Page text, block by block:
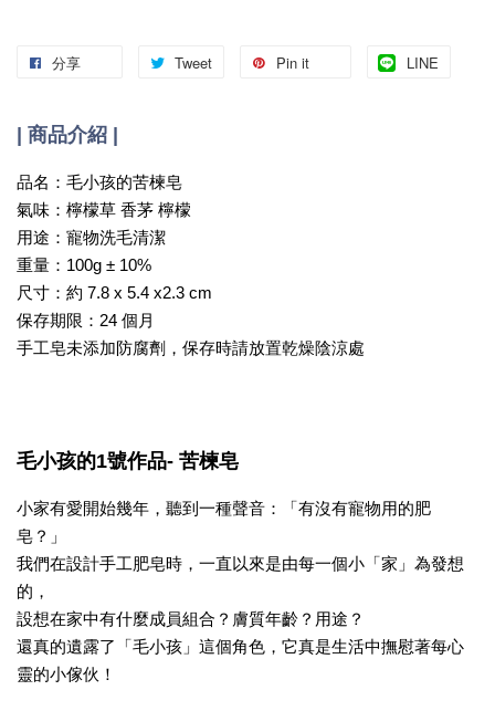
分享 Tweet Pin it LINE
| 商品介紹 |
品名：毛小孩的苦楝皂
氣味：檸檬草 香茅 檸檬
用途：寵物洗毛清潔
重量：100g ± 10%
尺寸：約 7.8 x 5.4 x2.3 cm
保存期限：24 個月
手工皂未添加防腐劑，保存時請放置乾燥陰涼處
毛小孩的1號作品- 苦楝皂
小家有愛開始幾年，聽到一種聲音：「有沒有寵物用的肥
皂？」
我們在設計手工肥皂時，一直以來是由每一個小「家」為發想
的，
設想在家中有什麼成員組合？膚質年齡？用途？
還真的遺露了「毛小孩」這個角色，它真是生活中撫慰著每心
靈的小傢伙！